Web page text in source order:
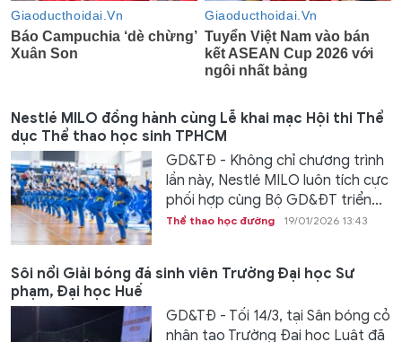
Nestlé MILO đồng hành cùng Lễ khai mạc Hội thi Thể
dục Thể thao học sinh TPHCM
GD&TĐ - Không chỉ chương trình
lần này, Nestlé MILO luôn tích cực
phối hợp cùng Bộ GD&ĐT triển...
Thể thao học đường 19/01/2026 13:43
Sôi nổi Giải bóng đá sinh viên Trường Đại học Sư
phạm, Đại học Huế
GD&TĐ - Tối 14/3, tại Sân bóng cỏ
nhân tạo Trường Đại học Luật đã